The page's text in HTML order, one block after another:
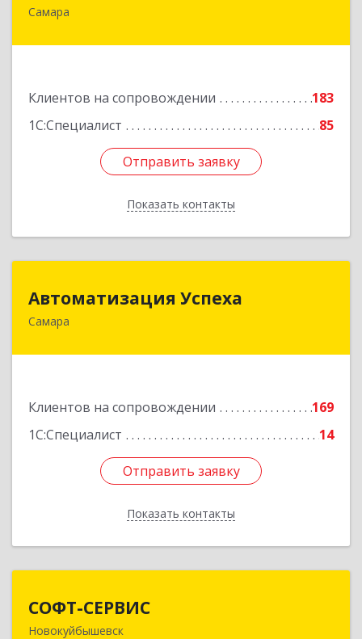
Самара
Клиентов на сопровождении
183
1С:Специалист
85
Отправить заявку
Показать контакты
443070, Самарская обл, Самара г, Партизанская
Отправить заявку
Назад
Автоматизация Успеха
Самара
Клиентов на сопровождении
169
1С:Специалист
14
Отправить заявку
Показать контакты
Отправить заявку
Назад
СОФТ-СЕРВИС
Новокуйбышевск
446206, Самарская обл, Новокуйбышевск г,